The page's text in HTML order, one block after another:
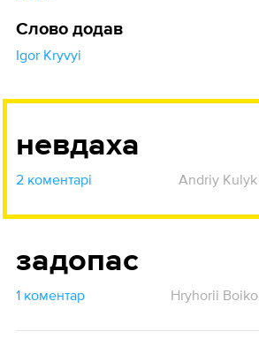
Слово додав
Igor Kryvyi
невдаха
2 коментарі Andriy Kulyk
задопас
1 коментар Hryhorii Boiko